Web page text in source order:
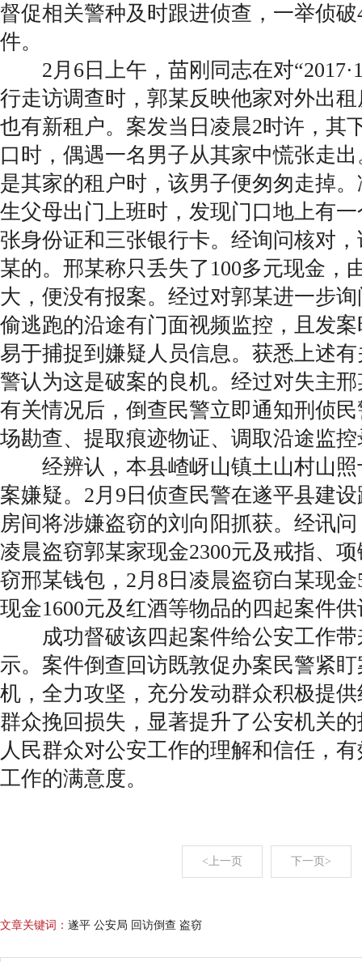
督促相关警种及时跟进侦查，一举侦
件。
2月6日上午，苗刚同志在对
行走访调查时，郭某反映他家对外出
也有新租户。案发当日凌晨2时许，其
口时，偶遇一名男子从其家中慌张走
是其家的租户时，该男子便匆匆走掉
生父母出门上班时，发现门口地上有
张身份证和三张银行卡。经询问核对
某的。邢某称只丢失了100多元现金，
大，便没有报案。经过对郭某进一步
偷逃跑的沿途有门面视频监控，且发
易于捕捉到嫌疑人员信息。获悉上述
警认为这是破案的良机。经过对失主
有关情况后，倒查民警立即通知刑侦
场勘查、提取痕迹物证、调取沿途监
经辨认，本县嵖岈山镇土山村山照
案嫌疑。2月9日侦查民警在遂平县建设
房间将涉嫌盗窃的刘向阳抓获。经讯
凌晨盗窃郭某家现金2300元及戒指、
窃邢某钱包，2月8日凌晨盗窃白某现
现金1600元及红酒等物品的四起案件
成功督破该四起案件给公安工作带
示。案件倒查回访既敦促办案民警紧
机，全力攻坚，充分发动群众积极提
群众挽回损失，显著提升了公安机关
人民群众对公安工作的理解和信任，
工作的满意度。
<上一页 下一页>
文章关键词： 遂平 公安局 回访倒查 盗窃